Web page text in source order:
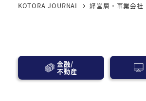
KOTORA JOURNAL 経営層・事業会社
金融/
不動産